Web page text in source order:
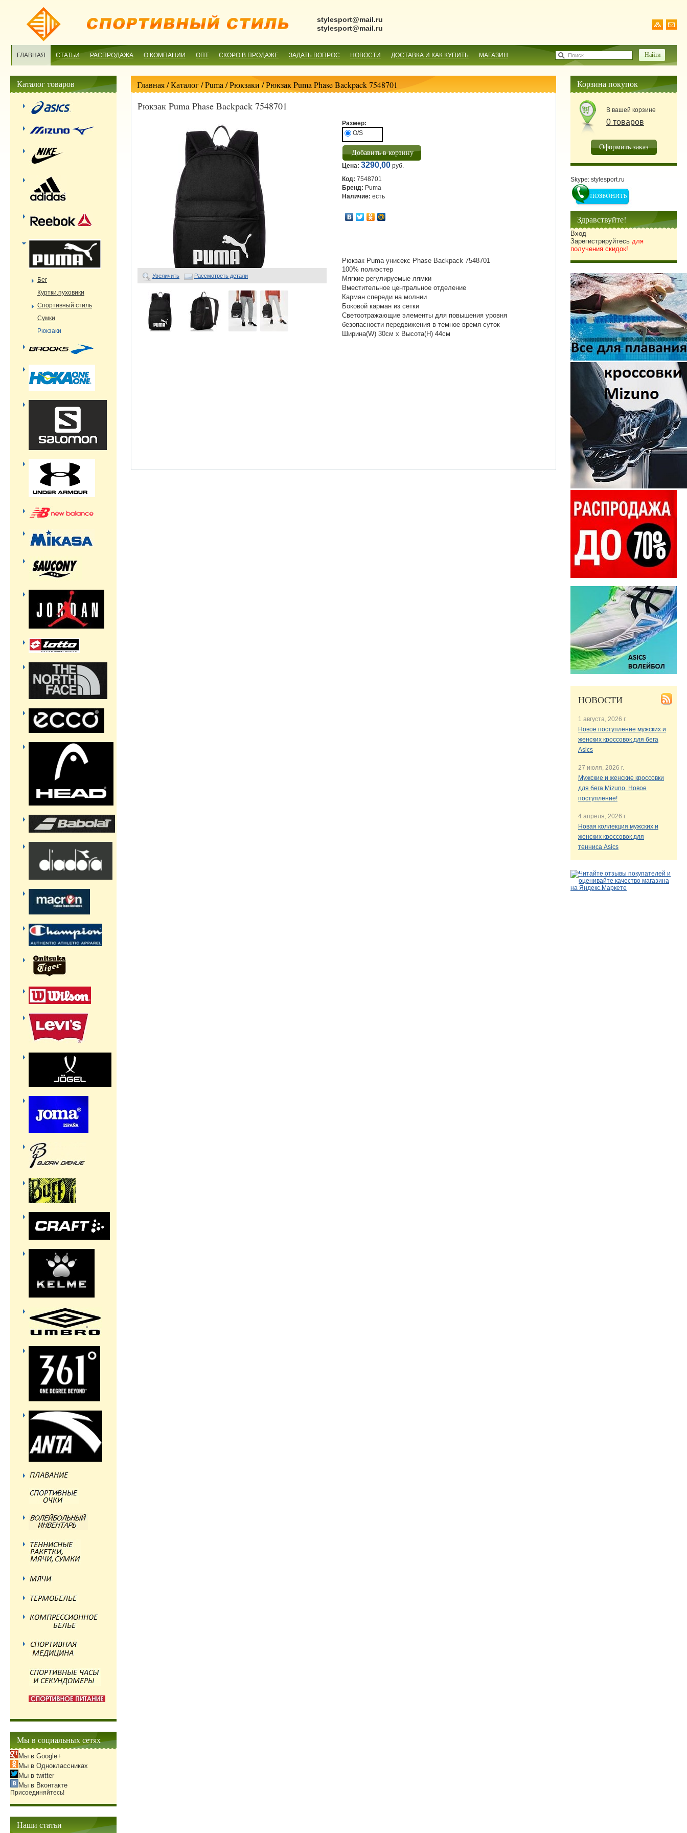
stylesport@mail.ru
stylesport@mail.ru
ГЛАВНАЯ СТАТЬИ РАСПРОДАЖА О КОМПАНИИ ОПТ СКОРО В ПРОДАЖЕ ЗАДАТЬ ВОПРОС НОВОСТИ ДОСТАВКА И КАК КУПИТЬ МАГАЗИН Поиск
Главная/ Каталог /Puma /Рюкзаки / Рюкзак Puma Phase Backpack 7548701
Рюкзак Puma Phase Backpack 7548701
Увеличить Рассмотреть детали
Размер:
O/S
Цена: 3290,00 руб.
Код: 7548701
Бренд: Puma
Наличие: есть
Рюкзак Puma унисекс Phase Backpack 7548701
100% полиэстер
Мягкие регулируемые лямки
Вместительное центральное отделение
Карман спереди на молнии
Боковой карман из сетки
Светоотражающие элементы для повышения уровня
безопасности передвижения в темное время суток
Ширина(W) 30см х Высота(H) 44см
Каталог товаров
Бег
Куртки,пуховики
Спортивный стиль
Сумки
Рюкзаки
Мы в социальных сетях
Мы в Google+
Мы в Одноклассниках
Мы в twitter
Мы в Вконтакте
Присоединяйтесь!
Наши статьи
Корзина покупок
В вашей корзине
0 товаров
Оформить заказ
Skype: stylesport.ru
Здравствуйте!
Вход
Зарегистрируйтесь для
получения скидок!
НОВОСТИ
1 августа, 2026 г.
Новое поступление мужских и
женских кроссовок для бега
Asics
27 июля, 2026 г.
Мужские и женские кроссовки
для бега Mizuno. Новое
поступление!
4 апреля, 2026 г.
Новая коллекция мужских и
женских кроссовок для
тенниса Asics